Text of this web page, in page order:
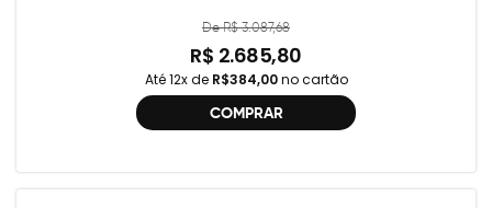
De R$ 3.087,68
R$ 2.685,80
Até 12x de R$384,00no cartão
COMPRAR